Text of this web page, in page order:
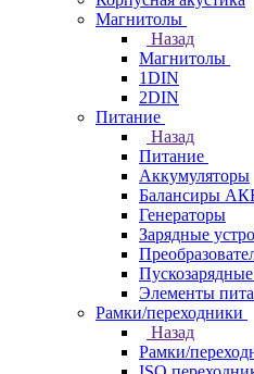
Магнитолы
Назад
Магнитолы
1DIN
2DIN
Питание
Назад
Питание
Аккумуляторы
Балансиры
Генераторы
Зарядные
Элементы
Рамки/переходники
Назад
Рамки/